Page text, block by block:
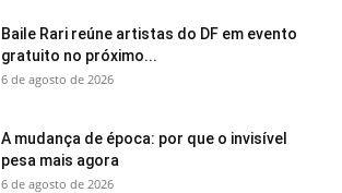
Baile Rari reúne artistas do DF em evento
gratuito no próximo...
6 de agosto de 2026
A mudança de época: por que o invisível
pesa mais agora
6 de agosto de 2026